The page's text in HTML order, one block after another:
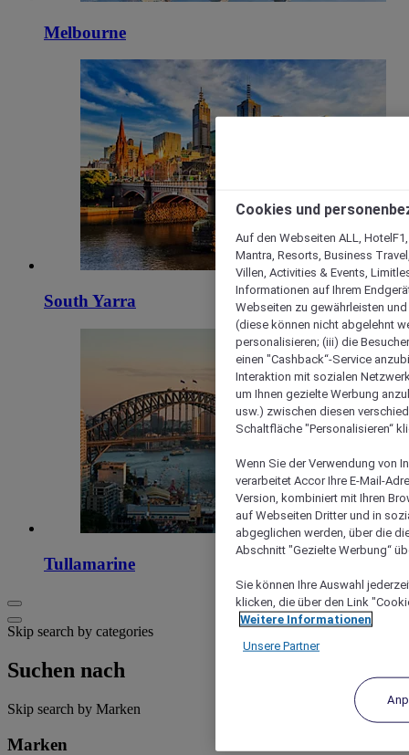
Melbourne
South Yarra
Tullamarine
Skip search by categories
Suchen nach
Skip search by Marken
Marken
Cookies und
Auf den Webseiten ALL,
Mantra, Resorts, Business
Villen, Activities & Events,
Informationen auf Ihrem
Webseiten zu gewährleisten
(diese können nicht abgelehnt
personalisieren; (iii) die
einen "Cashback“-Service
Interaktion mit sozialen
um Ihnen gezielte Werbung
usw.) zwischen diesen
Schaltfläche "Personalisieren“
Wenn Sie der Verwendung von
verarbeitet Accor Ihre E-Mail-
Version, kombiniert mit Ihren
auf Webseiten Dritter und in
abgeglichen werden, über die
Abschnitt "Gezielte Werbung“
Sie können Ihre Auswahl
klicken, die über den Link
Weitere Informationen
Unsere Partner